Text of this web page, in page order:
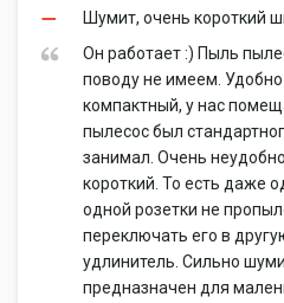
Шумит, очень короткий
Он работает :) Пыль
поводу не имеем. Удобно
компактный, у нас
пылесос был
занимал. Очень
короткий. То есть даже
одной розетки не
переключать его в
удлинитель. Сильно
предназначен для